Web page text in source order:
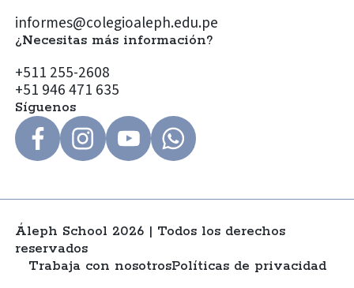
informes@colegioaleph.edu.pe
¿Necesitas más información?
+511 255-2608
+51 946 471 635
Síguenos
Áleph School 2026 | Todos los derechos
reservados
Trabaja con nosotrosPolíticas de privacidad